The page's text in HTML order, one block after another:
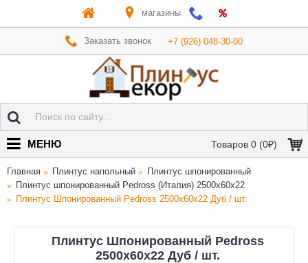
магазины
Заказать звонок +7 (926) 048-30-00
Товаров 0 (0₽)
МЕНЮ
Главная Плинтус напольный
Плинтус шпонированный
Плинтус шпонированный Pedross (Италия) 2500х60х22
Плинтус Шпонированный Pedross 2500х60х22 Дуб / шт.
Плинтус Шпонированный Pedross
2500х60х22 Дуб / шт.